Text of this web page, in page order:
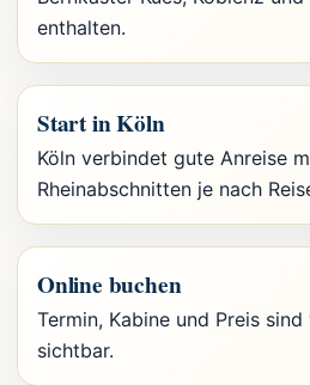
enthalten.
Start in Köln
Köln verbindet gute Anreise
Rheinabschnitten je nach
Online buchen
Termin, Kabine und Preis
sichtbar.